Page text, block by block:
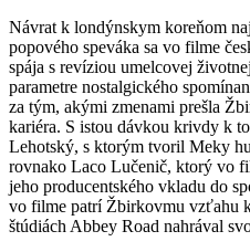
Návrat k londýnskym koreňom
popového speváka sa vo filme
spája s revíziou umelcovej
parametre nostalgického
za tým, akými zmenami prešla
kariéra. S istou dávkou krivdy k
Lehotský, s ktorým tvoril Meky
rovnako Laco Lučenič, ktorý vo
jeho producentského vkladu do
vo filme patrí Žbirkovmu vzťahu
štúdiách Abbey Road nahrával